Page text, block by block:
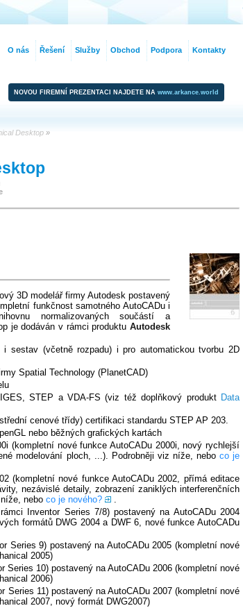
NOVOU FIREMNÍ PREZENTACI NAJDETE NA www.arkance.world
Desktop »
3D modelář firmy Autodesk postavený
funkčnost samotného AutoCADu i
normalizovaných součástí a
je dodáván v rámci produktu Autodesk
sestav (včetně rozpadu) i pro automatickou tvorbu 2D
Spatial Technology (PlanetCAD)
STEP a VDA-FS (viz též doplňkový produkt Data
cenové třídy) certifikaci standardu STEP AP 203.
nebo běžných grafických kartách
(kompletní nové funkce AutoCADu 2000i, nový rychlejší
modelování ploch, ...). Podrobněji viz níže, nebo co je
(kompletní nové funkce AutoCADu 2002, přímá editace
nezávislé detaily, zobrazení zaniklých interferenčních
nebo co je nového?
.
Inventor Series 7/8) postavený na AutoCADu 2004
formátů DWG 2004 a DWF 6, nové funkce AutoCADu
Series 9) postavený na AutoCADu 2005 (kompletní nové
2005)
Series 10) postavený na AutoCADu 2006 (kompletní nové
2006)
Series 11) postavený na AutoCADu 2007 (kompletní nové
2007, nový formát DWG2007)
O nás Řešení Služby Obchod Podpora Kontakty